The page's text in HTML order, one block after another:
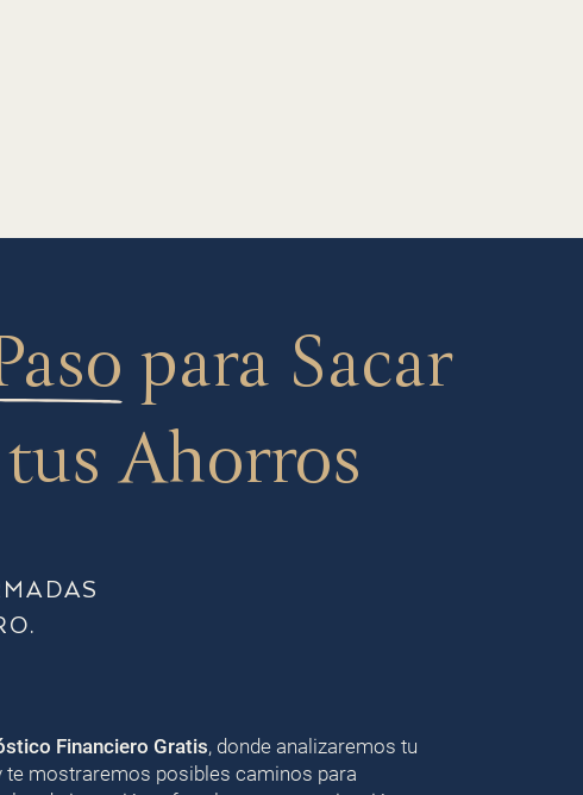
para Sacar
Ahorros
Financiero Gratis, donde analizaremos tu
te mostraremos posibles caminos para